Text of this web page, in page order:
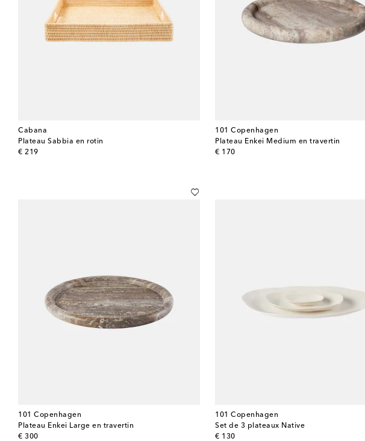
Cabana
Plateau Sabbia en rotin
€ 219
original price
101 Copenhagen
Plateau Enkei Medium en travertin
€ 170
original price
101 Copenhagen
Plateau Enkei Large en travertin
€ 300
original price
101 Copenhagen
Set de 3 plateaux Native
€ 130
original price